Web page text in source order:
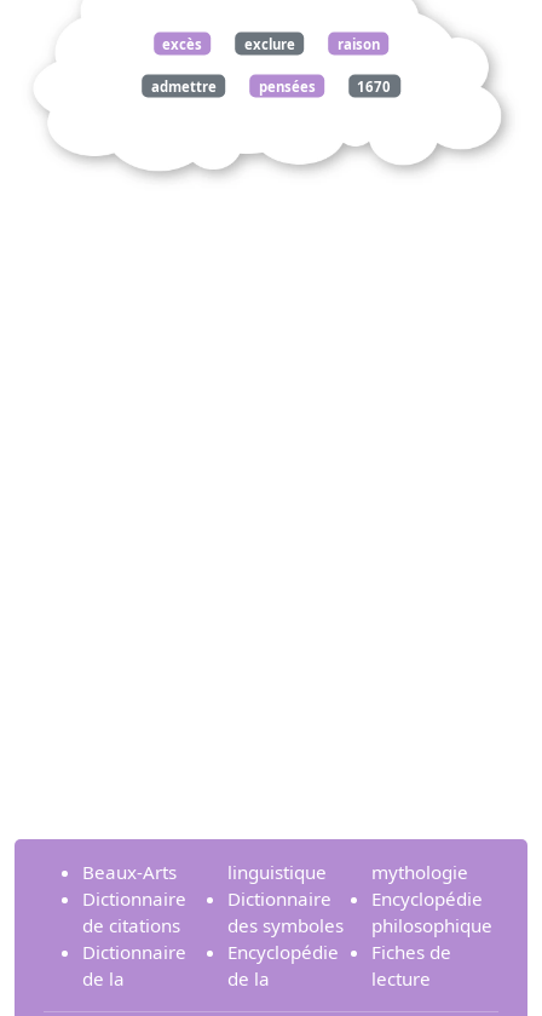
excès exclure raison
admettre pensées 1670
commentez citation
Beaux-Arts
Dictionnaire
de citations
Dictionnaire
de la
linguistique
Dictionnaire
des symboles
Encyclopédie
de la
mythologie
Encyclopédie
philosophique
Fiches de
lecture